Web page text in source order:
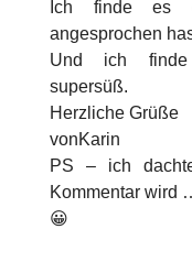
Ich finde es
angesprochen
Und ich finde
supersüß.
Herzliche Grüße
vonKarin
PS – ich
Kommentar wird
😀